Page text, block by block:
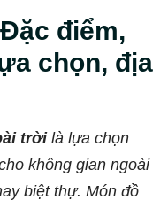
điểm,
chọn, địa
trờilà lựa chọn
không gian ngoài
biệt thự. Món đồ